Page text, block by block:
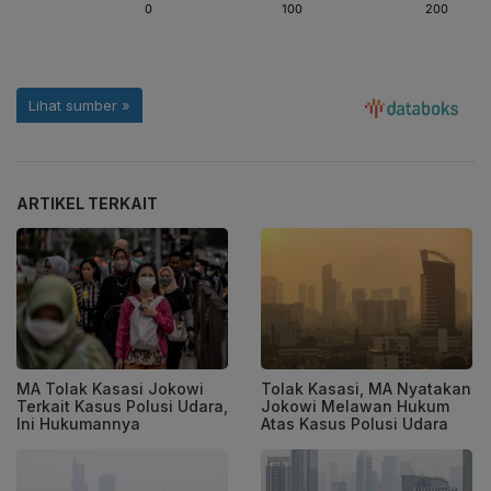
ARTIKEL TERKAIT
MA Tolak Kasasi Jokowi
Terkait Kasus Polusi Udara,
Ini Hukumannya
Tolak Kasasi, MA Nyatakan
Jokowi Melawan Hukum
Atas Kasus Polusi Udara